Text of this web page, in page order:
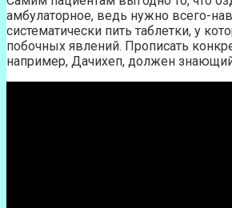
амбулаторное, ведь нужно всего-
систематически пить таблетки, у
побочных явлений. Прописать
например, Дачихеп, должен